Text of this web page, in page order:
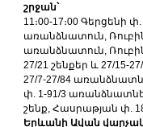
շրջան՝
11։00-17։00 Գերցենի փ.
առանձնատուն,
առանձնատուն,
27/21 շենքեր և 27/15-
27/7-27/84
փ. 1-91/3
շենք, Հասրաթյան փ.
Երևանի Ավան